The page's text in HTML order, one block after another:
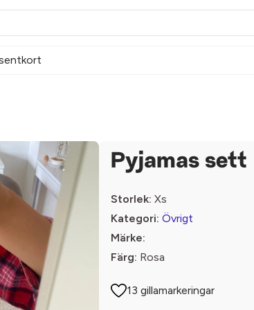
Pyjamas sett
Storlek: Xs
Kategori: Övrigt
Märke:
Färg: Rosa
13 gillamarkeringar